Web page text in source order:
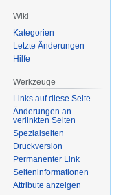
Wiki
Kategorien
Letzte Änderungen
Hilfe
Werkzeuge
Links auf diese Seite
Änderungen an
verlinkten Seiten
Spezialseiten
Druckversion
Permanenter Link
Seiten­informationen
Attribute anzeigen